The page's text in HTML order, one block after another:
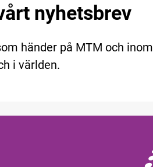
nyhetsbrev
händer på MTM och inom
i världen.